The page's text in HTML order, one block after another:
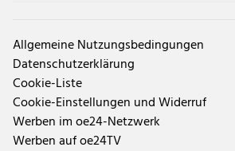
Allgemeine Nutzungsbedingungen
Datenschutzerklärung
Cookie-Liste
Cookie-Einstellungen und Widerruf
Werben im oe24-Netzwerk
Werben auf oe24TV